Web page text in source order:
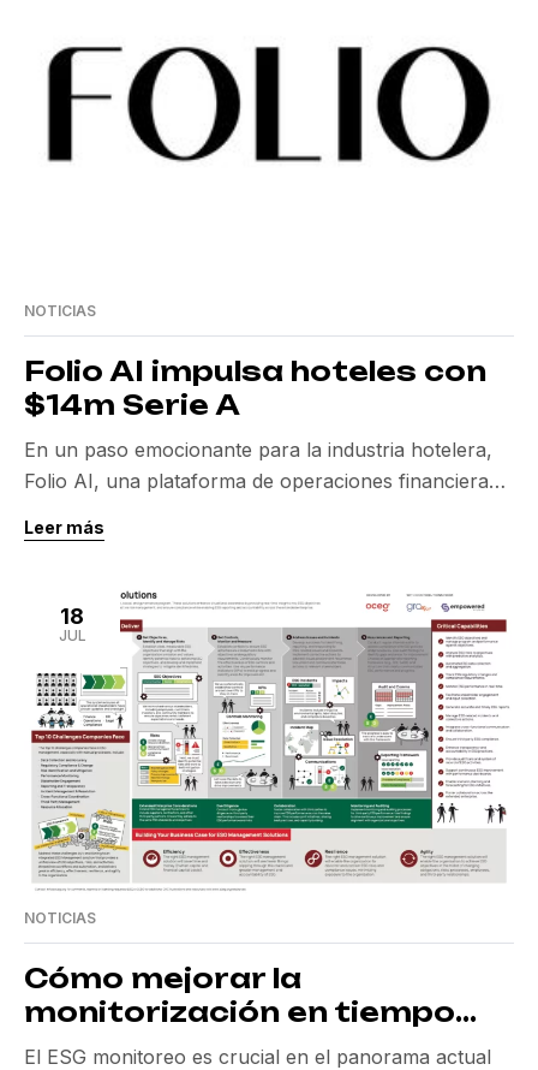
NOTICIAS
Folio AI impulsa hoteles con
$14m Serie A
En un paso emocionante para la industria hotelera,
Folio AI, una plataforma de operaciones financieras,
financiación Serie A. Esta inyección económica
inteligencia artificial, diseñadas para optimizar las
operaciones financieras y aumentar la rentabilidad en
el sector hotelero. Folio AI, […]
Leer más
18
JUL
NOTICIAS
Cómo mejorar la
monitorización en tiempo
real de riesgos ESG
El ESG monitoreo es crucial en el panorama actual